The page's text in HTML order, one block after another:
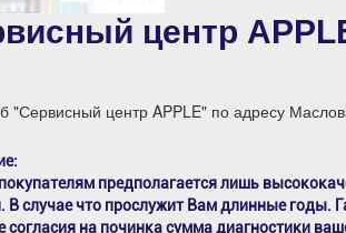
центр
"Сервисный центр APPLE" по адресу
предполагается лишь
В случае что прослужит Вам длинные годы.
согласия на починка сумма диагностики